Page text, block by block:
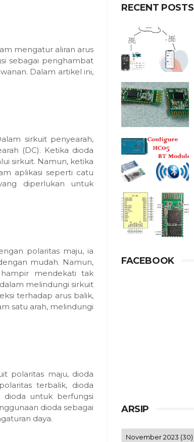
mengatur aliran arus
sebagai penghambat
Dalam artikel ini,
sirkuit penyearah,
(DC). Ketika dioda
sirkuit. Namun, ketika
aplikasi seperti catu
diperlukan untuk
polaritas maju, ia
mudah. Namun,
mendekati tak
melindungi sirkuit
terhadap arus balik,
satu arah, melindungi
polaritas maju, dioda
terbalik, dioda
dioda untuk berfungsi
dioda sebagai
daya.
RECENT POSTS
FACEBOOK
ARSIP